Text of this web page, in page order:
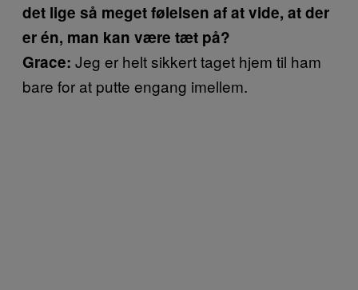
det lige så meget følelsen af at vide, at der
er én, man kan være tæt på?
Grace: Jeg er helt sikkert taget hjem til ham
bare for at putte engang imellem.